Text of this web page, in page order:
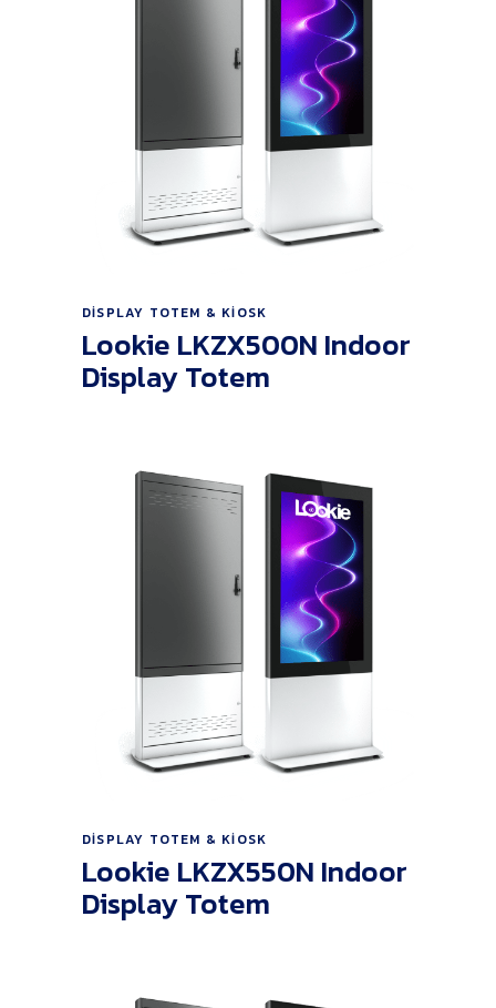
Ürünü İncele
DISPLAY TOTEM & KIOSK
Lookie LKZX500N Indoor
Display Totem
Ürünü İncele
DISPLAY TOTEM & KIOSK
Lookie LKZX550N Indoor
Display Totem